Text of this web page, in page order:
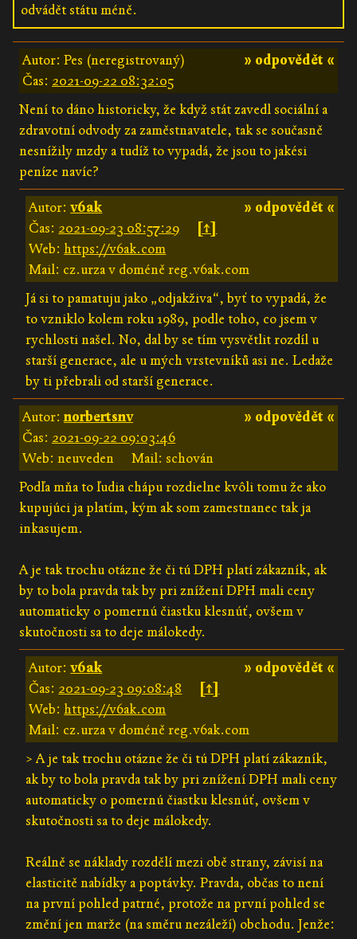
odvádět státu méně.
» odpovědět «
Autor: Pes (neregistrovaný)
Čas: 2021-09-22 08:32:05
Není to dáno historicky, že když stát zavedl sociální a
zdravotní odvody za zaměstnavatele, tak se současně
nesnížily mzdy a tudíž to vypadá, že jsou to jakési
peníze navíc?
» odpovědět «
Autor:v6ak
Čas: 2021-09-23 08:57:29
[↑]
Web:https://v6ak.com
Mail: cz.urza v doméně reg.v6ak.com
Já si to pamatuju jako „odjakživa“, byť to vypadá, že
to vzniklo kolem roku 1989, podle toho, co jsem v
rychlosti našel. No, dal by se tím vysvětlit rozdíl u
starší generace, ale u mých vrstevníků asi ne. Ledaže
by ti přebrali od starší generace.
» odpovědět «
Autor:norbertsnv
Čas: 2021-09-22 09:03:46
Web: neuveden
Mail: schován
Podľa mňa to ľudia chápu rozdielne kvôli tomu že ako
kupujúci ja platím, kým ak som zamestnanec tak ja
inkasujem.
A je tak trochu otázne že či tú DPH platí zákazník, ak
by to bola pravda tak by pri znížení DPH mali ceny
automaticky o pomernú čiastku klesnúť, ovšem v
skutočnosti sa to deje málokedy.
» odpovědět «
Autor:v6ak
Čas: 2021-09-23 09:08:48
[↑]
Web:https://v6ak.com
Mail: cz.urza v doméně reg.v6ak.com
> A je tak trochu otázne že či tú DPH platí zákazník,
ak by to bola pravda tak by pri znížení DPH mali ceny
automaticky o pomernú čiastku klesnúť, ovšem v
skutočnosti sa to deje málokedy.
Reálně se náklady rozdělí mezi obě strany, závisí na
elasticitě nabídky a poptávky. Pravda, občas to není
na první pohled patrné, protože na první pohled se
změní jen marže (na směru nezáleží) obchodu. Jenže: